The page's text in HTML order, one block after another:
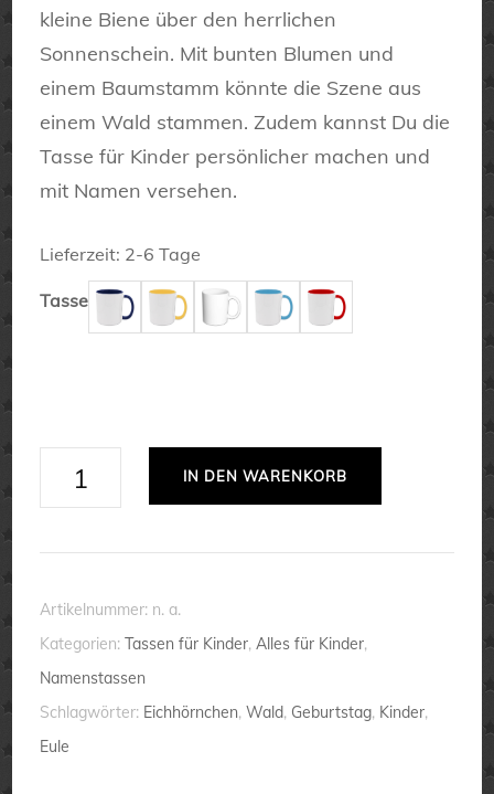
kleine Biene über den herrlichen
Sonnenschein. Mit bunten Blumen und
einem Baumstamm könnte die Szene aus
einem Wald stammen. Zudem kannst Du die
Tasse für Kinder persönlicher machen und
mit Namen versehen.
Lieferzeit: 2-6 Tage
Tasse
Namenstasse
individualisierbar
-
Eule
-
Eichhörnchen
IN DEN WARENKORB
Artikelnummer: n. a.
Kategorien:Tassen für Kinder,Alles für Kinder,
Namenstassen
Schlagwörter: Eichhörnchen,Wald, Geburtstag, Kinder,
Eule